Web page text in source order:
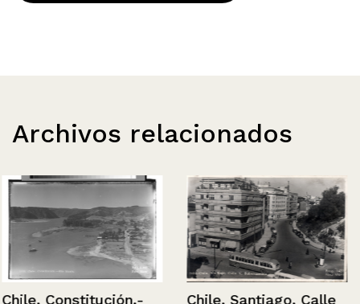
Archivos relacionados
Chile, Constitución.-
Chile, Santiago, Calle